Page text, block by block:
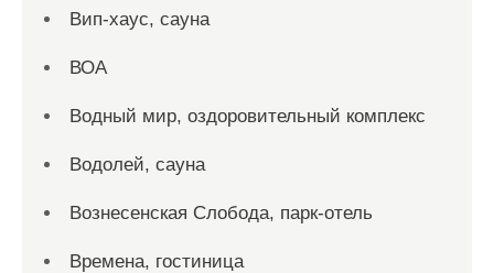
Вип-хаус, сауна
ВОА
Водный мир, оздоровительный комплекс
Водолей, сауна
Вознесенская Слобода, парк-отель
Времена, гостиница